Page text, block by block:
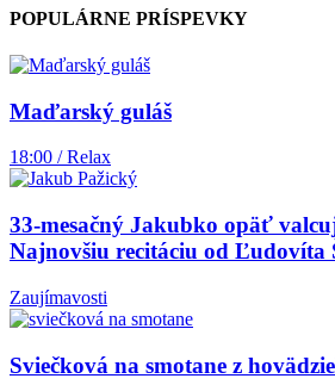
POPULÁRNE PRÍSPEVKY
Maďarský guláš
18:00 / Relax
33-mesačný Jakubko opäť
Najnovšiu recitáciu od Ľudovíta
Zaujímavosti
Sviečková na smotane z